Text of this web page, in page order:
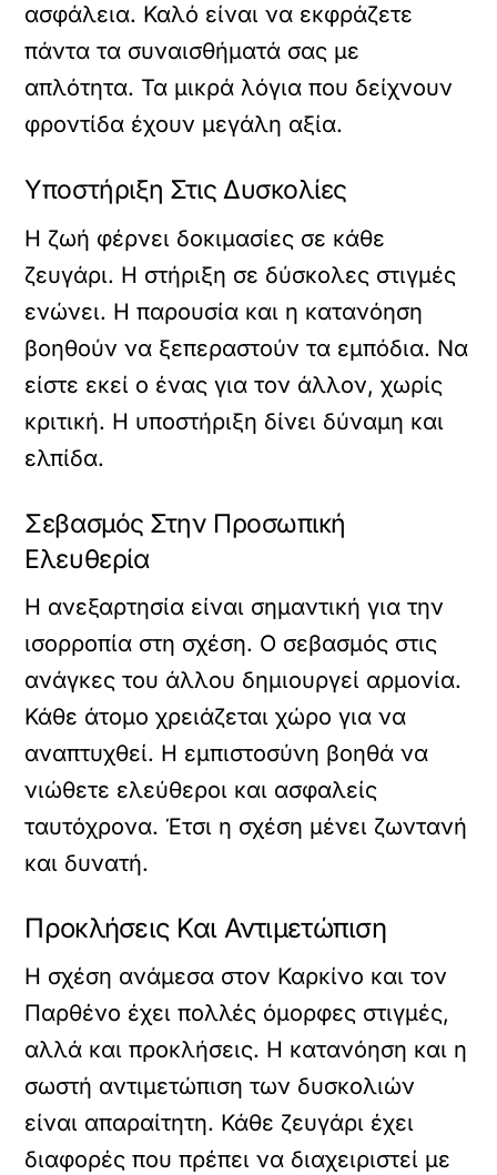
ασφάλεια. Καλό είναι να εκφράζετε
πάντα τα συναισθήματά σας με
απλότητα. Τα μικρά λόγια που δείχνουν
φροντίδα έχουν μεγάλη αξία.
Υποστήριξη Στις Δυσκολίες
Η ζωή φέρνει δοκιμασίες σε κάθε
ζευγάρι. Η στήριξη σε δύσκολες στιγμές
ενώνει. Η παρουσία και η κατανόηση
βοηθούν να ξεπεραστούν τα εμπόδια. Να
είστε εκεί ο ένας για τον άλλον, χωρίς
κριτική. Η υποστήριξη δίνει δύναμη και
ελπίδα.
Σεβασμός Στην Προσωπική
Ελευθερία
Η ανεξαρτησία είναι σημαντική για την
ισορροπία στη σχέση. Ο σεβασμός στις
ανάγκες του άλλου δημιουργεί αρμονία.
Κάθε άτομο χρειάζεται χώρο για να
αναπτυχθεί. Η εμπιστοσύνη βοηθά να
νιώθετε ελεύθεροι και ασφαλείς
ταυτόχρονα. Έτσι η σχέση μένει ζωντανή
και δυνατή.
Προκλήσεις Και Αντιμετώπιση
Η σχέση ανάμεσα στον Καρκίνο και τον
Παρθένο έχει πολλές όμορφες στιγμές,
αλλά και προκλήσεις. Η κατανόηση και η
σωστή αντιμετώπιση των δυσκολιών
είναι απαραίτητη. Κάθε ζευγάρι έχει
διαφορές που πρέπει να διαχειριστεί με